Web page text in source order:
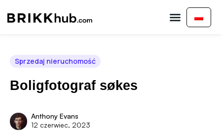
Sprzedaj nieruchomość
Boligfotograf søkes
Anthony Evans
12 czerwiec, 2023